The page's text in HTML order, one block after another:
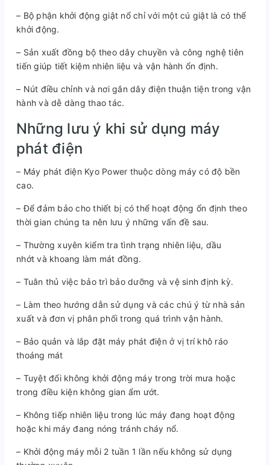
– Bộ phận khởi động giật nổ chỉ với một cú giật là có thể
khởi động.
– Sản xuất đồng bộ theo dây chuyền và công nghệ tiên
tiến giúp tiết kiệm nhiên liệu và vận hành ổn định.
– Nút điều chỉnh và nơi gắn dây điện thuận tiện trong vận
hành và dễ dàng thao tác.
Những lưu ý khi sử dụng máy
phát điện
– Máy phát điện Kyo Power thuộc dòng máy có độ bền
cao.
– Để đảm bảo cho thiết bị có thể hoạt động ổn định theo
thời gian chúng ta nên lưu ý những vấn đề sau.
– Thường xuyên kiểm tra tình trạng nhiên liệu, dầu
nhớt và khoang làm mát đồng.
– Tuân thủ việc bảo trì bảo dưỡng và vệ sinh định kỳ.
– Làm theo hướng dẫn sử dụng và các chú ý từ nhà sản
xuất và đơn vị phân phối trong quá trình vận hành.
– Bảo quản và lắp đặt máy phát điện ở vị trí khô ráo
thoáng mát
– Tuyệt đối không khởi động máy trong trời mưa hoặc
trong điều kiện không gian ẩm ướt.
– Không tiếp nhiên liệu trong lúc máy đang hoạt động
hoặc khi máy đang nóng tránh cháy nổ.
– Khởi động máy mỗi 2 tuần 1 lần nếu không sử dụng